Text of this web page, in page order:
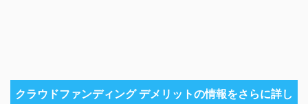
クラウドファンディング デメリットの情報をさらに詳し